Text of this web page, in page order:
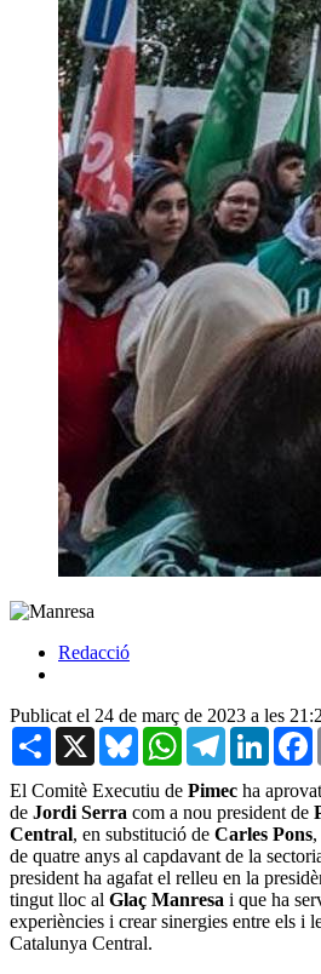
Redacció
Publicat el 24 de març de 2023 a les
Share X BlueskyWhatsAppTelegram
El Comitè Executiu de Pimec ha
de Jordi Serra com a nou president de
Central, en substitució de Carles Pons
de quatre anys al capdavant de la
president ha agafat el relleu en la
tingut lloc al Glaç Manresa i que ha
experiències i crear sinergies entre els i
Catalunya Central.